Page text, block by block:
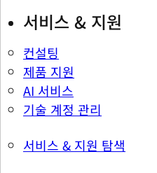
서비스 & 지원
컨설팅
제품 지원
AI 서비스
기술 계정 관리
서비스 & 지원 탐색